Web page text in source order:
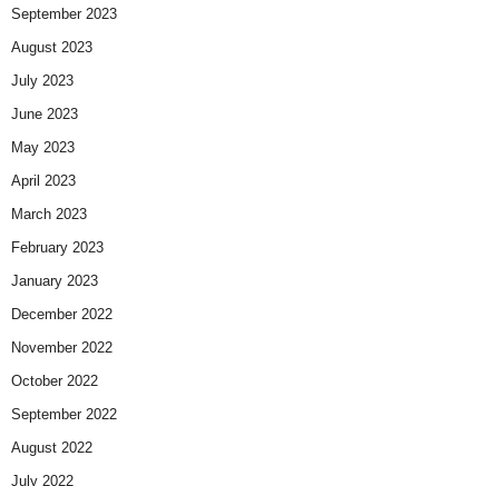
September 2023
August 2023
July 2023
June 2023
May 2023
April 2023
March 2023
February 2023
January 2023
December 2022
November 2022
October 2022
September 2022
August 2022
July 2022